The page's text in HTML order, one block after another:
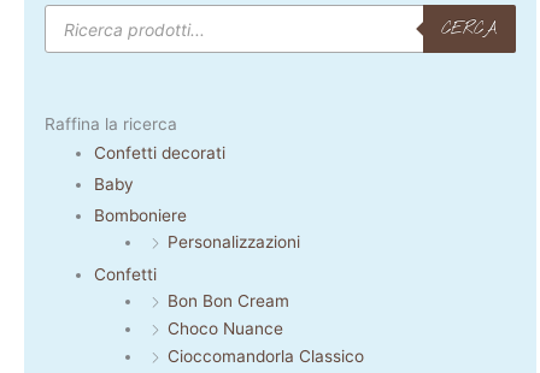
Products
search
CERCA
Raffina la ricerca
Confetti decorati
Baby
Bomboniere
Personalizzazioni
Confetti
Bon Bon Cream
Choco Nuance
Cioccomandorla Classico